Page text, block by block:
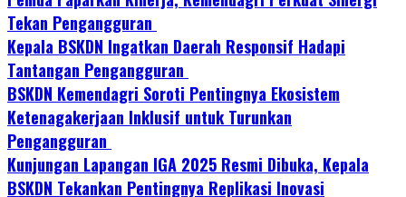
Tekan Pengangguran
Kepala BSKDN Ingatkan Daerah Responsif Hadapi
Tantangan Pengangguran
BSKDN Kemendagri Soroti Pentingnya Ekosistem
Ketenagakerjaan Inklusif untuk Turunkan
Pengangguran
Kunjungan Lapangan IGA 2025 Resmi Dibuka, Kepala
BSKDN Tekankan Pentingnya Replikasi Inovasi